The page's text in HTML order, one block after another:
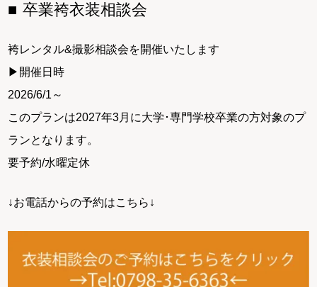
卒業袴衣装相談会
袴レンタル&撮影相談会を開催いたします
▶開催日時
2026/6/1～
このプランは2027年3月に大学･専門学校卒業の方対象のプ
ランとなります。
要予約/水曜定休
↓お電話からの予約はこちら↓